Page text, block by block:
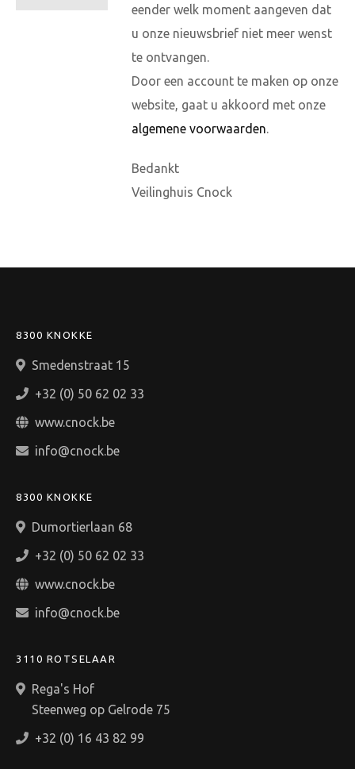
eender welk moment aangeven dat
u onze nieuwsbrief niet meer wenst
te ontvangen.
Door een account te maken op onze
website, gaat u akkoord met onze
algemene voorwaarden.
Bedankt
Veilinghuis Cnock
8300 KNOKKE
Smedenstraat 15
+32 (0) 50 62 02 33
www.cnock.be
info@cnock.be
8300 KNOKKE
Dumortierlaan 68
+32 (0) 50 62 02 33
www.cnock.be
info@cnock.be
3110 ROTSELAAR
Rega's Hof
Steenweg op Gelrode 75
+32 (0) 16 43 82 99